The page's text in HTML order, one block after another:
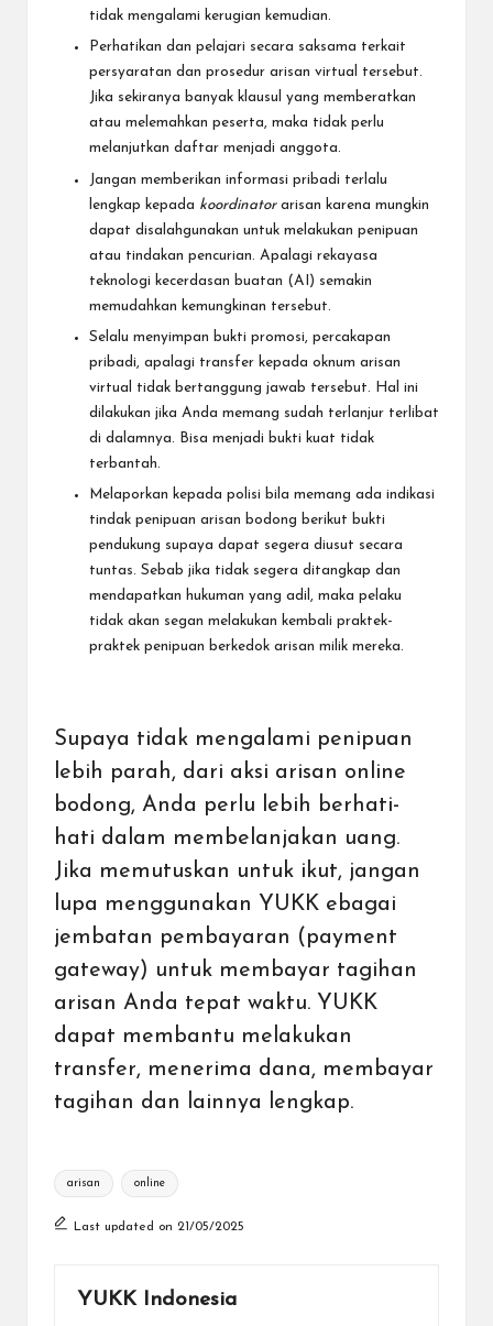
tidak mengalami kerugian kemudian.
Perhatikan dan pelajari secara saksama terkait
persyaratan dan prosedur arisan virtual tersebut.
Jika sekiranya banyak klausul yang memberatkan
atau melemahkan peserta, maka tidak perlu
melanjutkan daftar menjadi anggota.
Jangan memberikan informasi pribadi terlalu
lengkap kepada koordinator arisan karena mungkin
dapat disalahgunakan untuk melakukan penipuan
atau tindakan pencurian. Apalagi rekayasa
teknologi kecerdasan buatan (AI) semakin
memudahkan kemungkinan tersebut.
Selalu menyimpan bukti promosi, percakapan
pribadi, apalagi transfer kepada oknum arisan
virtual tidak bertanggung jawab tersebut. Hal ini
dilakukan jika Anda memang sudah terlanjur terlibat
di dalamnya. Bisa menjadi bukti kuat tidak
terbantah.
Melaporkan kepada polisi bila memang ada indikasi
tindak penipuan arisan bodong berikut bukti
pendukung supaya dapat segera diusut secara
tuntas. Sebab jika tidak segera ditangkap dan
mendapatkan hukuman yang adil, maka pelaku
tidak akan segan melakukan kembali praktek-
praktek penipuan berkedok arisan milik mereka.
Supaya tidak mengalami penipuan
lebih parah, dari aksi arisan online
bodong, Anda perlu lebih berhati-
hati dalam membelanjakan uang.
Jika memutuskan untuk ikut, jangan
lupa menggunakan YUKK ebagai
jembatan pembayaran ( payment
gateway) untuk membayar tagihan
arisan Anda tepat waktu. YUKK
dapat membantu melakukan
transfer, menerima dana, membayar
tagihan dan lainnya lengkap.
Tags:
arisan online
Last updated on 21/05/2025
YUKK Indonesia